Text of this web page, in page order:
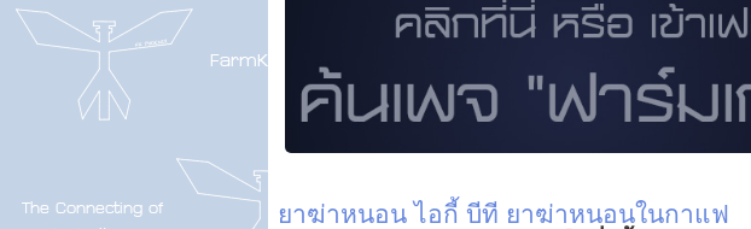
ยาฆ่าหนอน ไอกี้ บีที ยาฆ่าหนอนในกาแฟ